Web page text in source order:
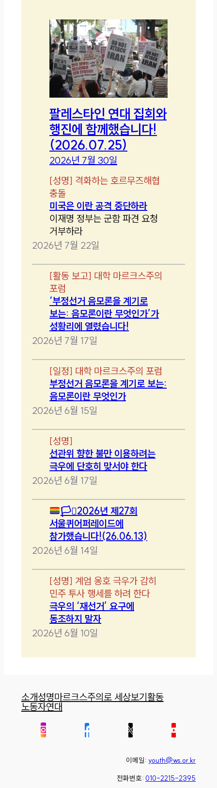
팔레스타인 연대 집회와
행진에 함께했습니다!
(2026.07.25)
2026년 7월 30일
[성명] 격화하는 호르무즈해협
충돌
미국은 이란 공격 중단하라
이재명 정부는 군함 파견 요청
거부하라
2026년 7월 22일
[활동 보고] 대학 마르크스주의
포럼
‘부정선거 음모론을 계기로
보는: 음모론이란 무엇인가’가
성황리에 열렸습니다!
2026년 7월 17일
[일정] 대학 마르크스주의 포럼
부정선거 음모론을 계기로 보는:
음모론이란 무엇인가
2026년 6월 15일
[성명]
선관위 향한 불만 이용하려는
극우에 단호히 맞서야 한다
2026년 6월 17일
🏳️‍⚧️2026년 제27회
서울퀴어퍼레이드에
참가했습니다!(26.06.13)
2026년 6월 14일
[성명] 계엄 옹호 극우가 감히
민주 투사 행세를 하려 한다
극우의 ‘재선거’ 요구에
동조하지 말자
2026년 6월 10일
소개성명마르크스주의로 세상보기활동
노동자연대
이메일: youth@ws.or.kr
전화번호: 010-2215-2395